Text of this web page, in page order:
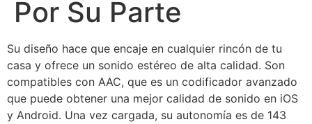
Por Su Parte
Su diseño hace que encaje en cualquier rincón de tu
casa y ofrece un sonido estéreo de alta calidad. Son
compatibles con AAC, que es un codificador avanzado
que puede obtener una mejor calidad de sonido en iOS
y Android. Una vez cargada, su autonomía es de 143